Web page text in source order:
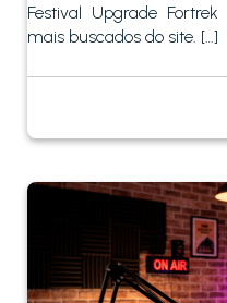
Festival Upgrade
mais buscados do site. […]